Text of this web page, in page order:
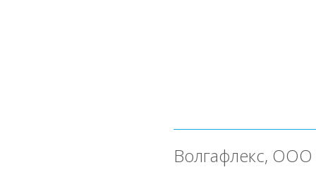
Волгафлекс, ООО